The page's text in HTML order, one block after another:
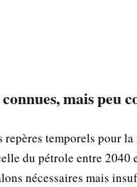
mais peu
repères temporels pour
du pétrole entre
nécessaires mais